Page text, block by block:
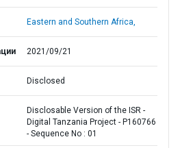
Eastern and Southern Africa,
2021/09/21
Disclosed
Disclosable Version of the ISR -
Digital Tanzania Project - P160766
- Sequence No : 01